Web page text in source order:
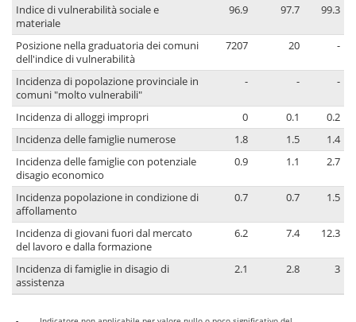
Indice di vulnerabilità sociale e
materiale
96.9 97.7 99.3
Posizione nella graduatoria dei comuni
dell'indice di vulnerabilità
7207 20 -
Incidenza di popolazione provinciale in
comuni "molto vulnerabili"
- - -
Incidenza di alloggi impropri 0 0.1
0.2
Incidenza delle famiglie numerose
1.8 1.5
1.4
Incidenza delle famiglie con potenziale
disagio economico
0.9 1.1 2.7
Incidenza popolazione in condizione di
affollamento
0.7 0.7 1.5
Incidenza di giovani fuori dal mercato
del lavoro e dalla formazione
6.2 7.4 12.3
Incidenza di famiglie in disagio di
assistenza
2.1 2.8 3